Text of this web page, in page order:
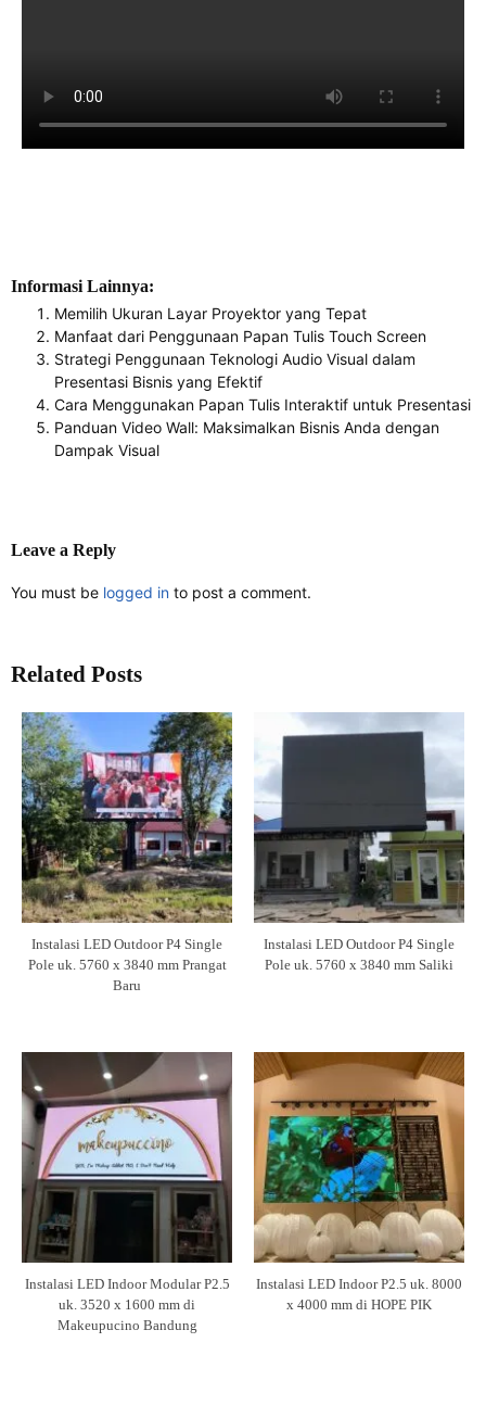
Informasi Lainnya:
Memilih Ukuran Layar Proyektor yang Tepat
Manfaat dari Penggunaan Papan Tulis Touch Screen
Strategi Penggunaan Teknologi Audio Visual dalam
Presentasi Bisnis yang Efektif
Cara Menggunakan Papan Tulis Interaktif untuk Presentasi
Panduan Video Wall: Maksimalkan Bisnis Anda dengan
Dampak Visual
Leave a Reply
You must be logged in to post a comment.
Related Posts
Instalasi LED Outdoor P4 Single
Pole uk. 5760 x 3840 mm Prangat
Baru
Instalasi LED Outdoor P4 Single
Pole uk. 5760 x 3840 mm Saliki
Instalasi LED Indoor Modular P2.5
uk. 3520 x 1600 mm di
Makeupucino Bandung
Instalasi LED Indoor P2.5 uk. 8000
x 4000 mm di HOPE PIK